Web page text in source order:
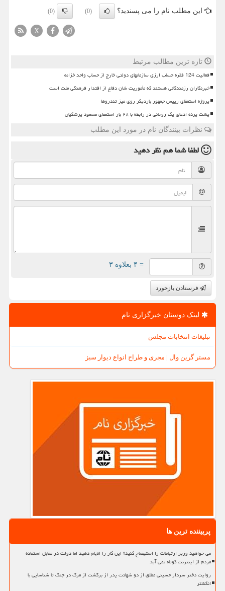
این مطلب نام را می پسندید؟ (0)
(0)
X
تازه ترین مطالب مرتبط
فعالیت 124 فقره حساب ارزی سازمانهای دولتی خارج از حساب واحد خزانه
خبرنگاران رزمندگانی هستند که مأموریت شان دفاع از اقتدار فرهنگی ملت است
پروژه استعفای رییس جمهور باردیگر روی میز تندروها
پشت پرده ادعای یک روحانی در رابطه با ۲۸ بار استعفای مسعود پزشکیان
نظرات بینندگان نام در مورد این مطلب
لطفا شما همنظر دهید
= ۴ بعلاوه ۳
فرستادن بازخورد
لینک دوستان خبرگزاری نام
تبلیغات انتخابات مجلس
مستر گرین وال | مجری و طراح انواع دیوار سبز
پربیننده ترین ها
می خواهید وزیر ارتباطات را استیضاح کنید؟ این کار را انجام دهید اما دولت در مقابل استفاده
مردم از اینترنت کوتاه نمی آید
روایت دختر سردار حسینی مطلق از دو شهادت پدر از برگشت از مرگ در جنگ تا شناسایی با
انگشتر